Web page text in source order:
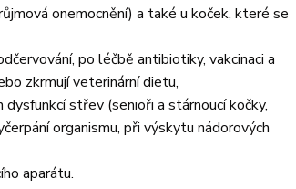
onemocnění) a také u koček, které se
po léčbě antibiotiky, vakcinaci a
zkrmují veterinární dietu,
střev (senioři a stárnoucí kočky,
organismu, při výskytu nádorových
aparátu.